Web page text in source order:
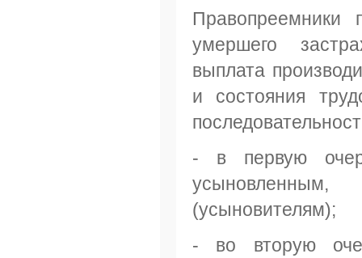
Правопреемники
умершего
выплата
и состояния
- в первую
(усыновителям);
- во вторую